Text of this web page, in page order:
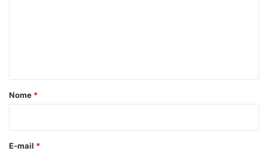
r
*
Nome *
E-mail *